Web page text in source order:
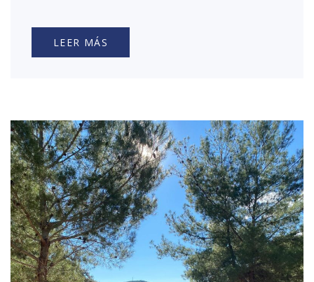
LEER MÁS